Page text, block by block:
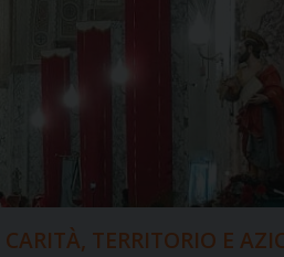
CARITÀ, TERRITORIO E